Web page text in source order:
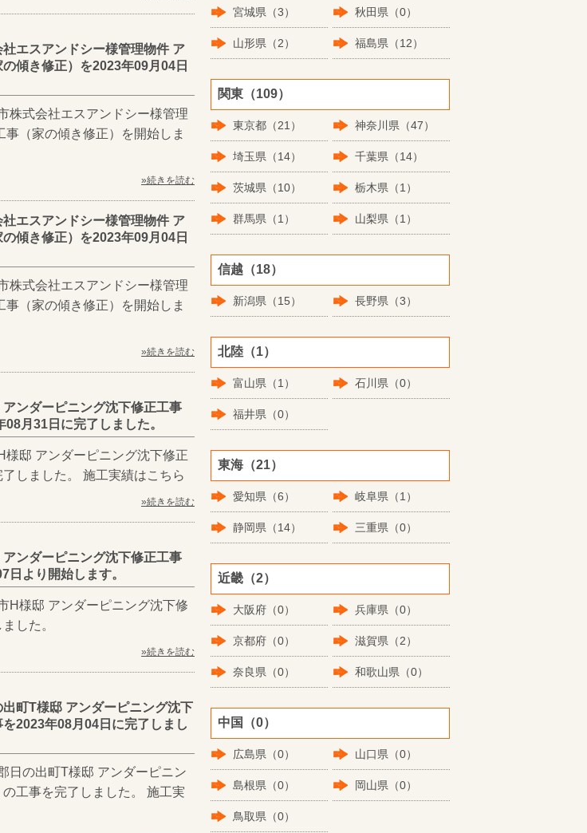
エスアンドシー様管理物件 ア
傾き修正）を2023年09月04日
株式会社エスアンドシー様管理
（家の傾き修正）を開始しま
»続きを読む
エスアンドシー様管理物件 ア
傾き修正）を2023年09月04日
株式会社エスアンドシー様管理
（家の傾き修正）を開始しま
»続きを読む
アンダーピニング沈下修正工事
08月31日に完了しました。
邸 アンダーピニング沈下修正
しました。 施工実績はこちら
»続きを読む
アンダーピニング沈下修正工事
日より開始します。
H様邸 アンダーピニング沈下修
した。
»続きを読む
町T様邸 アンダーピニング沈下
2023年08月04日に完了しまし
日の出町T様邸 アンダーピニン
工事を完了しました。 施工実
宮城県（3） 秋田県（0）
山形県（2） 福島県（12）
関東（109）
東京都（21） 神奈川県（47）
埼玉県（14） 千葉県（14）
茨城県（10） 栃木県（1）
群馬県（1） 山梨県（1）
信越（18）
新潟県（15） 長野県（3）
北陸（1）
富山県（1） 石川県（0）
福井県（0）
東海（21）
愛知県（6） 岐阜県（1）
静岡県（14） 三重県（0）
近畿（2）
大阪府（0） 兵庫県（0）
京都府（0） 滋賀県（2）
奈良県（0） 和歌山県（0）
中国（0）
広島県（0） 山口県（0）
島根県（0） 岡山県（0）
鳥取県（0）